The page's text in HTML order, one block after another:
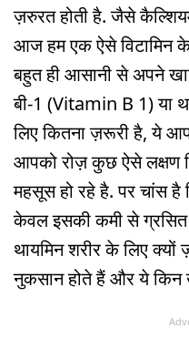
ज़रुरत होती है. जैसे
आज हम एक ऐसे विटामिन
बहुत ही आसानी से अपने
बी-1 (Vitamin B 1) या
लिए कितना ज़रूरी है, ये
आपको रोज़ कुछ ऐसे लक्षण
महसूस हो रहे है. पर चांस
केवल इसकी कमी से ग्रसित
थायमिन शरीर के लिए क्यों
नुकसान होते हैं और ये किन